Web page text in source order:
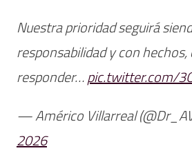
Nuestra prioridad seguirá
responsabilidad y con
responder…pic.twitter.com/
— Américo Villarreal
2026